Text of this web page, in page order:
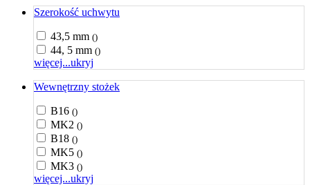
Szerokość uchwytu
43,5 mm ()
44, 5 mm ()
więcej...ukryj
Wewnętrzny stożek
B16 ()
MK2 ()
B18 ()
MK5 ()
MK3 ()
więcej...ukryj